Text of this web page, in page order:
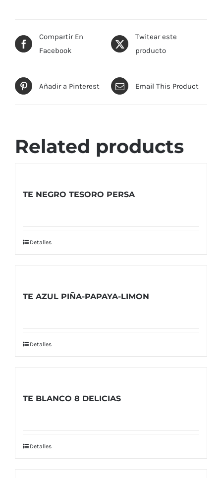
Compartir En
Facebook
Twitear este
producto
Añadir a Pinterest Email This Product
Related products
TE NEGRO TESORO PERSA
Detalles
TE AZUL PIÑA-PAPAYA-LIMON
Detalles
TE BLANCO 8 DELICIAS
Detalles